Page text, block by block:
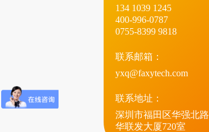
134 1039 1245
400-996-0787
0755-8399 9818
联系邮箱：
yxq@faxytech.com
联系地址：
深圳市福田区华强北路
华联发大厦720室